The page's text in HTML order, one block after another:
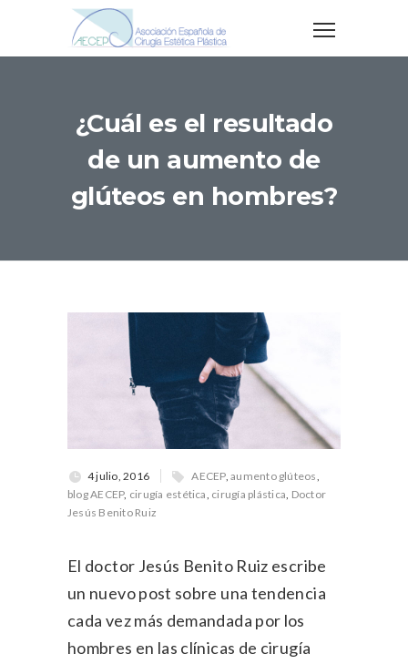
¿Cuál es el resultado
de un aumento de
glúteos en hombres?
4 julio, 2016 AECEP,aumento glúteos,
blog AECEP, cirugía estética, cirugía plástica, Doctor
Jesús Benito Ruiz
El doctor Jesús Benito Ruiz escribe
un nuevo post sobre una tendencia
cada vez más demandada por los
hombres en las clínicas de cirugía